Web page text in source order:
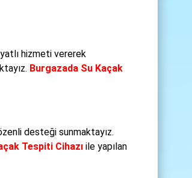
hizmeti vererek
Burgazada Su Kaçak
desteği sunmaktayız.
Tespiti Cihazıile yapılan